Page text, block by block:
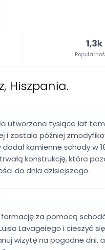
1,3k
Hiszpania.
utworzona tysiące lat
i zostala później
kamienne schody w
konstrukcję, która
do dnia dzisiejszego.
formację za pomocą
Lavageiego i cieszyć
wizytę na pogodne dni,